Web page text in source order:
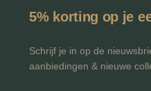
5% korting op je
Schrijf je in op de
aanbiedingen & nieuwe